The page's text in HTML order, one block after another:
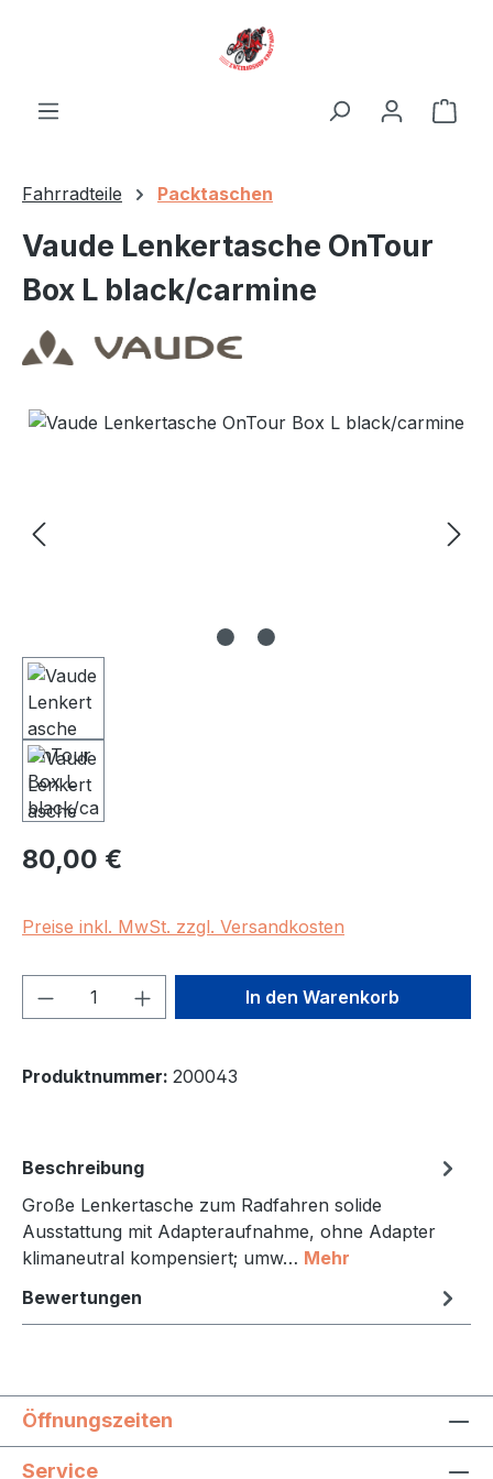
Fahrradteile Packtaschen
Vaude Lenkertasche OnTour
Box L black/carmine
Bildergalerie überspringen
Regulärer Preis:
80,00 €
Preise inkl. MwSt. zzgl. Versandkosten
Produkt Anzahl: Gib denIn den Warenkorb
Produktnummer: 200043
Beschreibung
Große Lenkertasche zum Radfahren solide
Ausstattung mit Adapteraufnahme, ohne Adapter
klimaneutral kompensiert; umw… Mehr
Bewertungen
Öffnungszeiten
Service